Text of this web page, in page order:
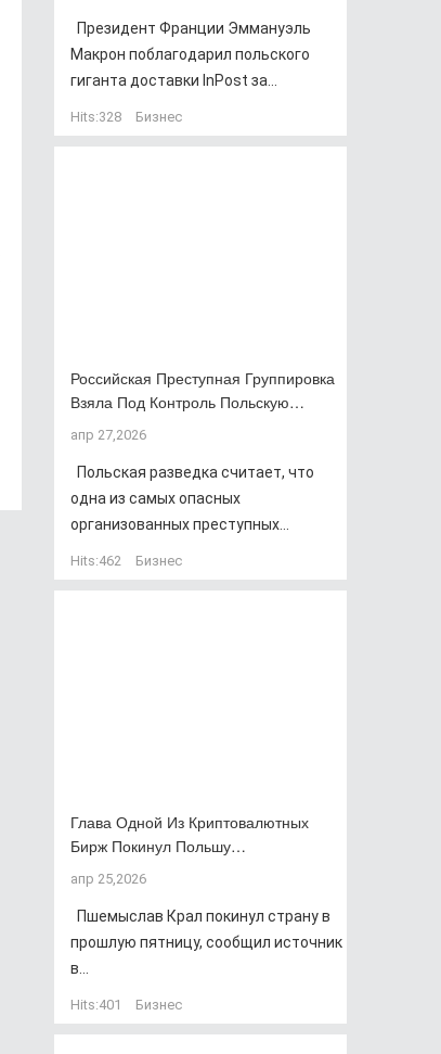
Президент Франции Эммануэль
Макрон поблагодарил польского
гиганта доставки InPost за...
Hits:328 Бизнес
Российская Преступная Группировка
Взяла Под Контроль Польскую…
апр 27,2026
Польская разведка считает, что
одна из самых опасных
организованных преступных...
Hits:462 Бизнес
Глава Одной Из Криптовалютных
Бирж Покинул Польшу…
апр 25,2026
Пшемыслав Крал покинул страну в
прошлую пятницу, сообщил источник
в...
Hits:401 Бизнес